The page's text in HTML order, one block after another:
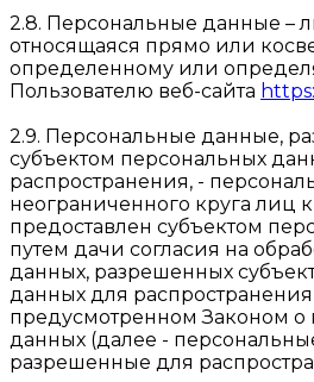
2.8. Персональные данные –
относящаяся прямо или
определенному или
Пользователю веб-сайта
2.9. Персональные данные,
субъектом персональных
распространения, -
неограниченного круга лиц
предоставлен субъектом
путем дачи согласия на
данных, разрешенных
данных для
предусмотренном Законом о
данных (далее -
разрешенные для